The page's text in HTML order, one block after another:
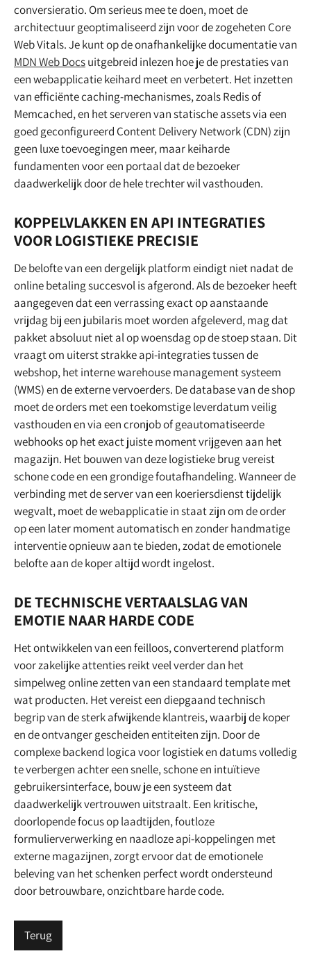
conversieratio. Om serieus mee te doen, moet de
architectuur geoptimaliseerd zijn voor de zogeheten Core
Web Vitals. Je kunt op de onafhankelijke documentatie van
MDN Web Docsuitgebreid inlezen hoe je de prestaties van
een webapplicatie keihard meet en verbetert. Het inzetten
van efficiënte caching-mechanismes, zoals Redis of
Memcached, en het serveren van statische assets via een
goed geconfigureerd Content Delivery Network (CDN) zijn
geen luxe toevoegingen meer, maar keiharde
fundamenten voor een portaal dat de bezoeker
daadwerkelijk door de hele trechter wil vasthouden.
KOPPELVLAKKEN EN API INTEGRATIES
VOOR LOGISTIEKE PRECISIE
De belofte van een dergelijk platform eindigt niet nadat de
online betaling succesvol is afgerond. Als de bezoeker heeft
aangegeven dat een verrassing exact op aanstaande
vrijdag bij een jubilaris moet worden afgeleverd, mag dat
pakket absoluut niet al op woensdag op de stoep staan. Dit
vraagt om uiterst strakke api-integraties tussen de
webshop, het interne warehouse management systeem
(WMS) en de externe vervoerders. De database van de shop
moet de orders met een toekomstige leverdatum veilig
vasthouden en via een cronjob of geautomatiseerde
webhooks op het exact juiste moment vrijgeven aan het
magazijn. Het bouwen van deze logistieke brug vereist
schone code en een grondige foutafhandeling. Wanneer de
verbinding met de server van een koeriersdienst tijdelijk
wegvalt, moet de webapplicatie in staat zijn om de order
op een later moment automatisch en zonder handmatige
interventie opnieuw aan te bieden, zodat de emotionele
belofte aan de koper altijd wordt ingelost.
DE TECHNISCHE VERTAALSLAG VAN
EMOTIE NAAR HARDE CODE
Het ontwikkelen van een feilloos, converterend platform
voor zakelijke attenties reikt veel verder dan het
simpelweg online zetten van een standaard template met
wat producten. Het vereist een diepgaand technisch
begrip van de sterk afwijkende klantreis, waarbij de koper
en de ontvanger gescheiden entiteiten zijn. Door de
complexe backend logica voor logistiek en datums volledig
te verbergen achter een snelle, schone en intuïtieve
gebruikersinterface, bouw je een systeem dat
daadwerkelijk vertrouwen uitstraalt. Een kritische,
doorlopende focus op laadtijden, foutloze
formulierverwerking en naadloze api-koppelingen met
externe magazijnen, zorgt ervoor dat de emotionele
beleving van het schenken perfect wordt ondersteund
door betrouwbare, onzichtbare harde code.
Terug